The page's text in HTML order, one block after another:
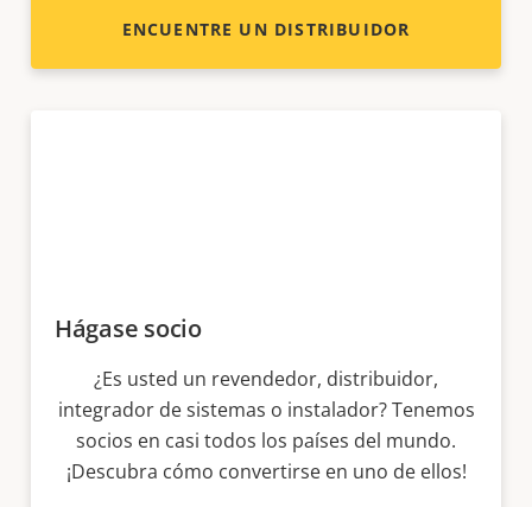
ENCUENTRE UN DISTRIBUIDOR
Hágase socio
¿Es usted un revendedor, distribuidor,
integrador de sistemas o instalador? Tenemos
socios en casi todos los países del mundo.
¡Descubra cómo convertirse en uno de ellos!